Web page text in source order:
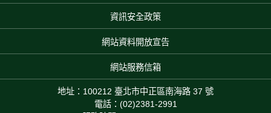
資訊安全政策
網站資料開放宣告
網站服務信箱
地址：100212 臺北市中正區南海路 37 號
電話：(02)2381-2991